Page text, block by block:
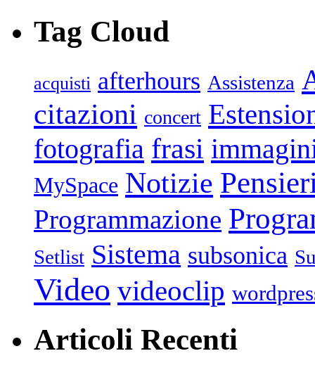
Tag Cloud
acquisti afterhours Assistenza
citazioni concert
fotografia frasi
MySpace Notizie
Programmazione
Setlist Sistema subsonica
Video videoclip
Articoli Recenti